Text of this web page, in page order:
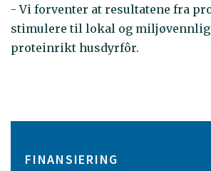
- Vi forventer at resultatene fra
stimulere til lokal og
proteinrikt husdyrfôr.
FINANSIERING